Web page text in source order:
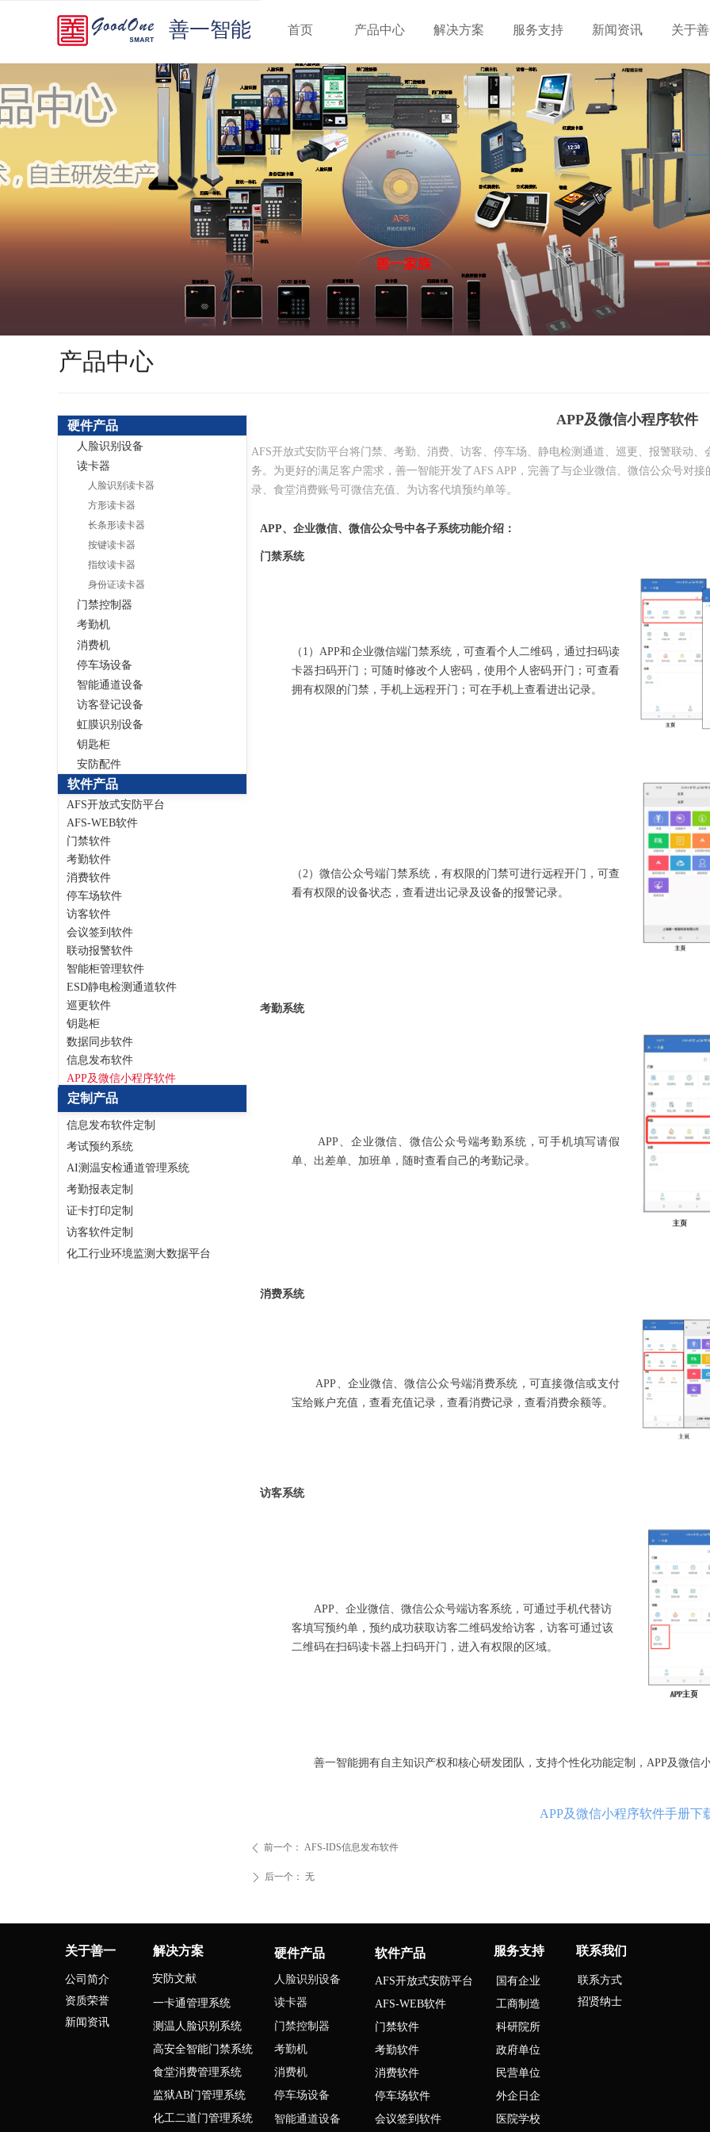
首页 产品中心 解决方案 服务支持 新闻资讯 关于
善一智能
产品中心
APP及微信小程序软件
AFS开放式安防平台将门禁、考勤、消费、访客、停车场、静电检测通道、巡更、报警联动
务。为更好的满足客户需求，善一智能开发了AFS APP，完善了与企业微信、微信公众号对
录、食堂消费账号可微信充值、为访客代填预约单等。
ꄴ 前一个： AFS-IDS信息发布软件
ꄲ 后一个： 无
APP、企业微信、微信公众号中各子系统功能介绍：
门禁系统
（1）APP和企业微信端门禁系统，可查看个人二维码，通过扫码读
卡器扫码开门；可随时修改个人密码，使用个人密码开门；可查看
拥有权限的门禁，手机上远程开门；可在手机上查看进出记录。
（2）微信公众号端门禁系统，有权限的门禁可进行远程开门，可查
看有权限的设备状态，查看进出记录及设备的报警记录。
考勤系统
APP、企业微信、微信公众号端考勤系统，可手机填写请假
单、出差单、加班单，随时查看自己的考勤记录。
消费系统
APP、企业微信、微信公众号端消费系统，可直接微信或支付
宝给账户充值，查看充值记录，查看消费记录，查看消费余额等。
访客系统
APP、企业微信、微信公众号端访客系统，可通过手机代替访
客填写预约单，预约成功获取访客二维码发给访客，访客可通过该
二维码在扫码读卡器上扫码开门，进入有权限的区域。
善一智能拥有自主知识产权和核心研发团队，支持个性化功能定制，APP及微信
APP及微信小程序软件手册下
硬件产品
人脸识别设备
读卡器
人脸识别读卡器
方形读卡器
长条形读卡器
按键读卡器
指纹读卡器
身份证读卡器
门禁控制器
考勤机
消费机
停车场设备
智能通道设备
访客登记设备
虹膜识别设备
钥匙柜
安防配件
软件产品
AFS开放式安防平台
AFS-WEB软件
门禁软件
考勤软件
消费软件
停车场软件
访客软件
会议签到软件
联动报警软件
智能柜管理软件
ESD静电检测通道软件
巡更软件
钥匙柜
数据同步软件
信息发布软件
APP及微信小程序软件
定制产品
信息发布软件定制
考试预约系统
AI测温安检通道管理系统
考勤报表定制
证卡打印定制
访客软件定制
化工行业环境监测大数据平台
关于善一 解决方案
公司简介
资质荣誉
新闻资讯
安防文献
硬件产品
人脸识别设备
读卡器
门禁控制器
考勤机
消费机
停车场设备
智能通道设备
服务支持 联系我们
国有企业
工商制造
科研院所
政府单位
民营单位
外企日企
医院学校
联系方式
招贤纳士
AFS开放式安防平台
AFS-WEB软件
门禁软件
考勤软件
消费软件
停车场软件
会议签到软件
一卡通管理系统
测温人脸识别系统
高安全智能门禁系统
食堂消费管理系统
监狱AB门管理系统
化工二道门管理系统
硬件产品 软件产品